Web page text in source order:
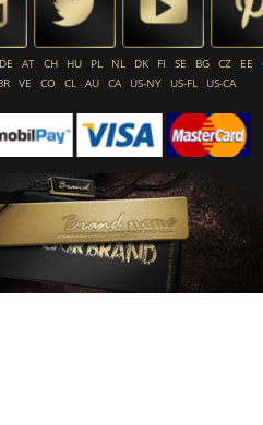
DE AT CH HU PL NL DK FI SE BG CZ EE
VE CO CL AU CA US-NY US-FL US-CA